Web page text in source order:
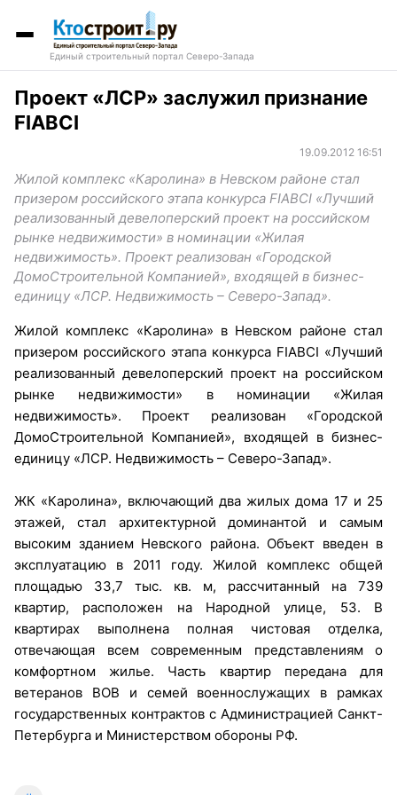
Единый строительный портал Северо-Запада
Проект «ЛСР» заслужил признание
FIABCI
19.09.2012 16:51
Жилой комплекс «Каролина» в Невском районе стал
призером российского этапа конкурса FIABCI «Лучший
реализованный девелоперский проект на российском
рынке недвижимости» в номинации «Жилая
недвижимость». Проект реализован «Городской
ДомоСтроительной Компанией», входящей в бизнес-
единицу «ЛСР. Недвижимость – Северо-Запад».
Жилой комплекс «Каролина» в Невском районе стал
призером российского этапа конкурса FIABCI «Лучший
реализованный девелоперский проект на российском
рынке недвижимости» в номинации «Жилая
недвижимость». Проект реализован «Городской
ДомоСтроительной Компанией», входящей в бизнес-
единицу «ЛСР. Недвижимость – Северо-Запад».
ЖК «Каролина», включающий два жилых дома 17 и 25
этажей, стал архитектурной доминантой и самым
высоким зданием Невского района. Объект введен в
эксплуатацию в 2011 году. Жилой комплекс общей
площадью 33,7 тыс. кв. м, рассчитанный на 739
квартир, расположен на Народной улице, 53. В
квартирах выполнена полная чистовая отделка,
отвечающая всем современным представлениям о
комфортном жилье. Часть квартир передана для
ветеранов ВОВ и семей военнослужащих в рамках
государственных контрактов с Администрацией Санкт-
Петербурга и Министерством обороны РФ.